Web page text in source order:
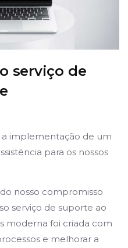
serviço de
implementação de um
para os nossos
nosso compromisso
serviço de suporte ao
moderna foi criada com
e melhorar a